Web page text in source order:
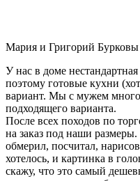
Мария и Григорий Бурковы
У нас в доме
поэтому готовые кухни
вариант. Мы с мужем
подходящего варианта.
После всех походов по
на заказ под наши
обмерил, посчитал,
хотелось, и картинка в
скажу, что это самый